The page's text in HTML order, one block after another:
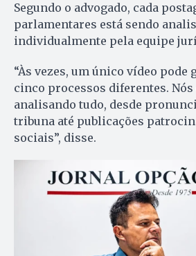
Segundo o advogado, cada
parlamentares está sendo
individualmente pela equipe
“Às vezes, um único vídeo pode
cinco processos diferentes. Nós
analisando tudo, desde
tribuna até publicações
sociais”, disse.